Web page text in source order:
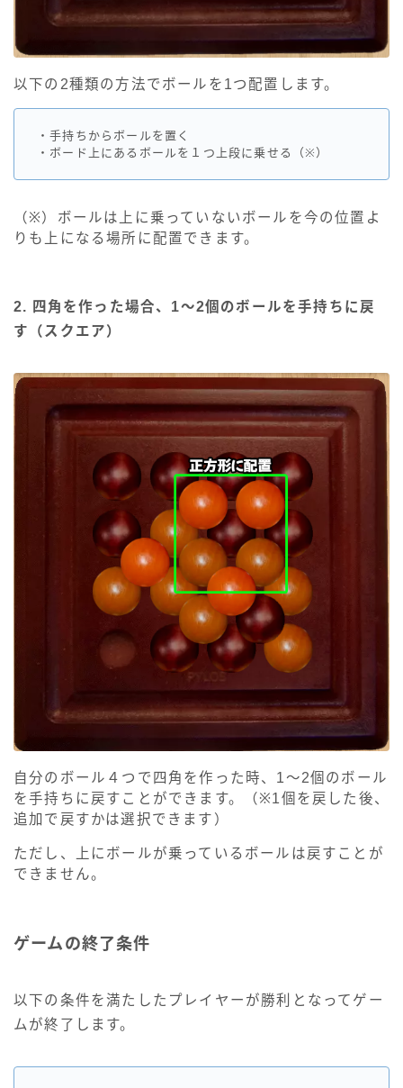
以下の2種類の方法でボールを1つ配置します。
・手持ちからボールを置く
・ボード上にあるボールを１つ上段に乗せる（※）
（※）ボールは上に乗っていないボールを今の位置よ
りも上になる場所に配置できます。
2. 四角を作った場合、1～2個のボールを手持ちに戻
す（スクエア）
自分のボール４つで四角を作った時、1～2個のボール
を手持ちに戻すことができます。（※1個を戻した後、
追加で戻すかは選択できます）
ただし、上にボールが乗っているボールは戻すことが
できません。
ゲームの終了条件
以下の条件を満たしたプレイヤーが勝利となってゲー
ムが終了します。